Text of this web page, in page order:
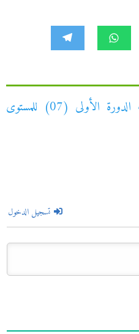
الفرض الأول في الرياضيات الدورة الأولى (07) للمستوى
تسجيل الدخول